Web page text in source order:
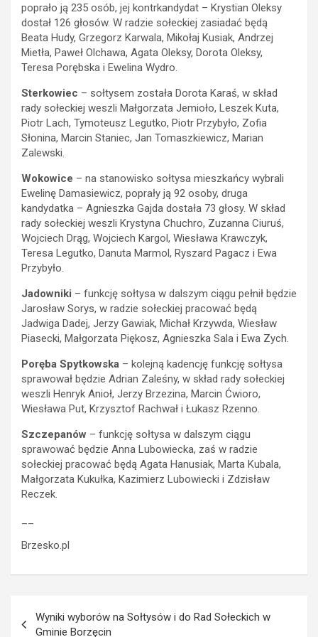
poprało ją 235 osób, jej kontrkandydat – Krystian Oleksy
dostał 126 głosów. W radzie sołeckiej zasiadać będą
Beata Hudy, Grzegorz Karwala, Mikołaj Kusiak, Andrzej
Mietła, Paweł Olchawa, Agata Oleksy, Dorota Oleksy,
Teresa Porębska i Ewelina Wydro.
Sterkowiec – sołtysem została Dorota Karaś, w skład
rady sołeckiej weszli Małgorzata Jemioło, Leszek Kuta,
Piotr Lach, Tymoteusz Legutko, Piotr Przybyło, Zofia
Słonina, Marcin Staniec, Jan Tomaszkiewicz, Marian
Zalewski.
Wokowice – na stanowisko sołtysa mieszkańcy wybrali
Ewelinę Damasiewicz, poprały ją 92 osoby, druga
kandydatka – Agnieszka Gajda dostała 73 głosy. W skład
rady sołeckiej weszli Krystyna Chuchro, Zuzanna Ciuruś,
Wojciech Drąg, Wojciech Kargol, Wiesława Krawczyk,
Teresa Legutko, Danuta Marmol, Ryszard Pagacz i Ewa
Przybyło.
Jadowniki – funkcję sołtysa w dalszym ciągu pełnił będzie
Jarosław Sorys, w radzie sołeckiej pracować będą
Jadwiga Dadej, Jerzy Gawiak, Michał Krzywda, Wiesław
Piasecki, Małgorzata Piękosz, Agnieszka Sala i Ewa Zych.
Poręba Spytkowska – kolejną kadencję funkcję sołtysa
sprawował będzie Adrian Zaleśny, w skład rady sołeckiej
weszli Henryk Anioł, Jerzy Brzezina, Marcin Ćwioro,
Wiesława Put, Krzysztof Rachwał i Łukasz Rzenno.
Szczepanów – funkcję sołtysa w dalszym ciągu
sprawować będzie Anna Lubowiecka, zaś w radzie
sołeckiej pracować będą Agata Hanusiak, Marta Kubala,
Małgorzata Kukułka, Kazimierz Lubowiecki i Zdzisław
Reczek.
Brzesko.pl
wpisu
Wyniki wyborów na Sołtysów i do Rad Sołeckich w
Gminie Borzęcin